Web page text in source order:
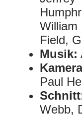
Field,
Musik:
Paul
Webb,